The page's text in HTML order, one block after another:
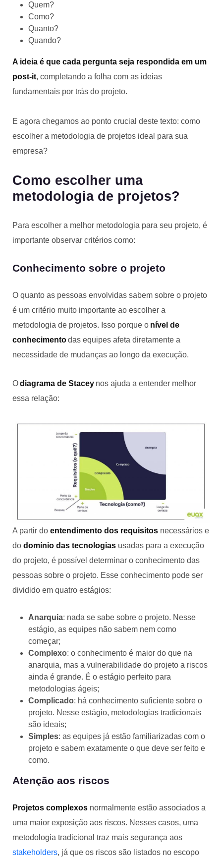
Quem?
Como?
Quanto?
Quando?
A ideia é que cada pergunta seja respondida em um
post-it, completando a folha com as ideias
fundamentais por trás do projeto.
E agora chegamos ao ponto crucial deste texto: como
escolher a metodologia de projetos ideal para sua
empresa?
Como escolher uma
metodologia de projetos?
Para escolher a melhor metodologia para seu projeto, é
importante observar critérios como:
Conhecimento sobre o projeto
O quanto as pessoas envolvidas sabem sobre o projeto
é um critério muito importante ao escolher a
metodologia de projetos. Isso porque o nível de
conhecimentodas equipes afeta diretamente a
necessidade de mudanças ao longo da execução.
Odiagrama de Stacey nos ajuda a entender melhor
essa relação:
A partir do entendimento dos requisitos necessários e
do domínio das tecnologias usadas para a execução
do projeto, é possível determinar o conhecimento das
pessoas sobre o projeto. Esse conhecimento pode ser
dividido em quatro estágios:
Anarquia: nada se sabe sobre o projeto. Nesse
estágio, as equipes não sabem nem como
começar;
Complexo: o conhecimento é maior do que na
anarquia, mas a vulnerabilidade do projeto a riscos
ainda é grande. É o estágio perfeito para
metodologias ágeis;
Complicado: há conhecimento suficiente sobre o
projeto. Nesse estágio, metodologias tradicionais
são ideais;
Simples: as equipes já estão familiarizadas com o
projeto e sabem exatamente o que deve ser feito e
como.
Atenção aos riscos
Projetos complexos normalmente estão associados a
uma maior exposição aos riscos. Nesses casos, uma
metodologia tradicional traz mais segurança aos
stakeholders, já que os riscos são listados no escopo